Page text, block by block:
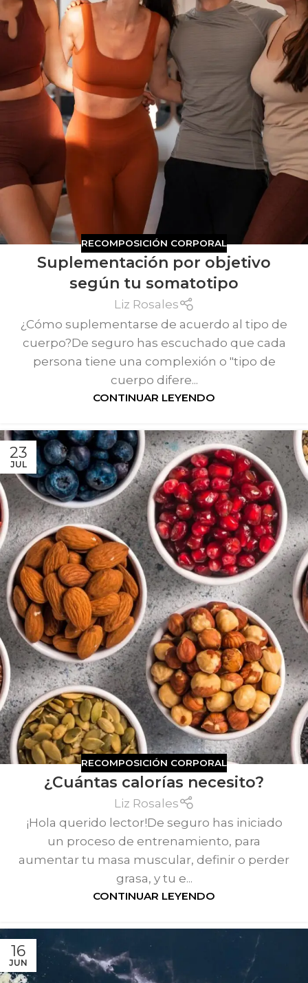
RECOMPOSICIÓN CORPORAL
Suplementación por objetivo
según tu somatotipo
Liz Rosales
¿Cómo suplementarse de acuerdo al tipo de
cuerpo?De seguro has escuchado que cada
persona tiene una complexión o "tipo de
cuerpo difere...
CONTINUAR LEYENDO
23
JUL
RECOMPOSICIÓN CORPORAL
¿Cuántas calorías necesito?
Liz Rosales
¡Hola querido lector!De seguro has iniciado
un proceso de entrenamiento, para
aumentar tu masa muscular, definir o perder
grasa, y tu e...
CONTINUAR LEYENDO
16
JUN